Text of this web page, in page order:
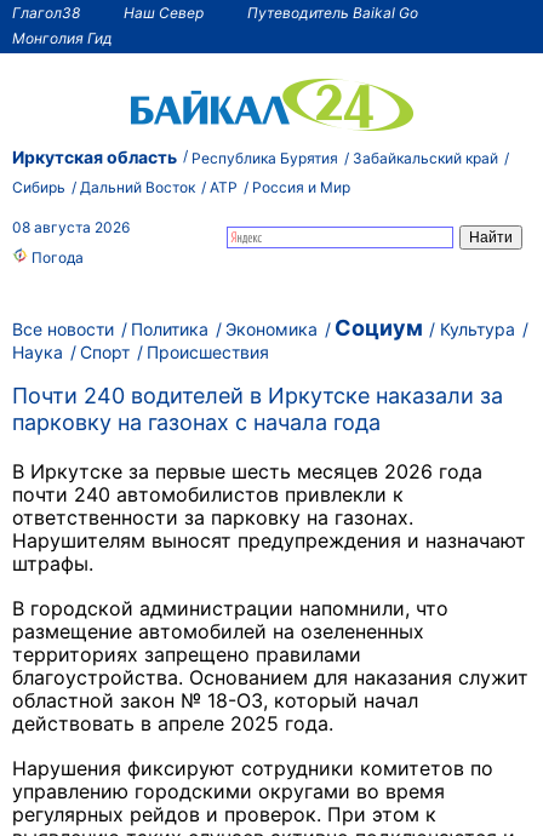
Глагол38 Наш Север
Путеводитель Baikal Go
Монголия Гид
Иркутская область Республика Бурятия
Забайкальский край
Сибирь
Дальний Восток АТР Россия и Мир
08 августа 2026
Погода
Все новости Политика Экономика Социум
Культура
Наука
Спорт Происшествия
Почти 240 водителей в Иркутске наказали за
парковку на газонах с начала года
В Иркутске за первые шесть месяцев 2026 года
почти 240 автомобилистов привлекли к
ответственности за парковку на газонах.
Нарушителям выносят предупреждения и назначают
штрафы.
В городской администрации напомнили, что
размещение автомобилей на озелененных
территориях запрещено правилами
благоустройства. Основанием для наказания служит
областной закон № 18-ОЗ, который начал
действовать в апреле 2025 года.
Нарушения фиксируют сотрудники комитетов по
управлению городскими округами во время
регулярных рейдов и проверок. При этом к